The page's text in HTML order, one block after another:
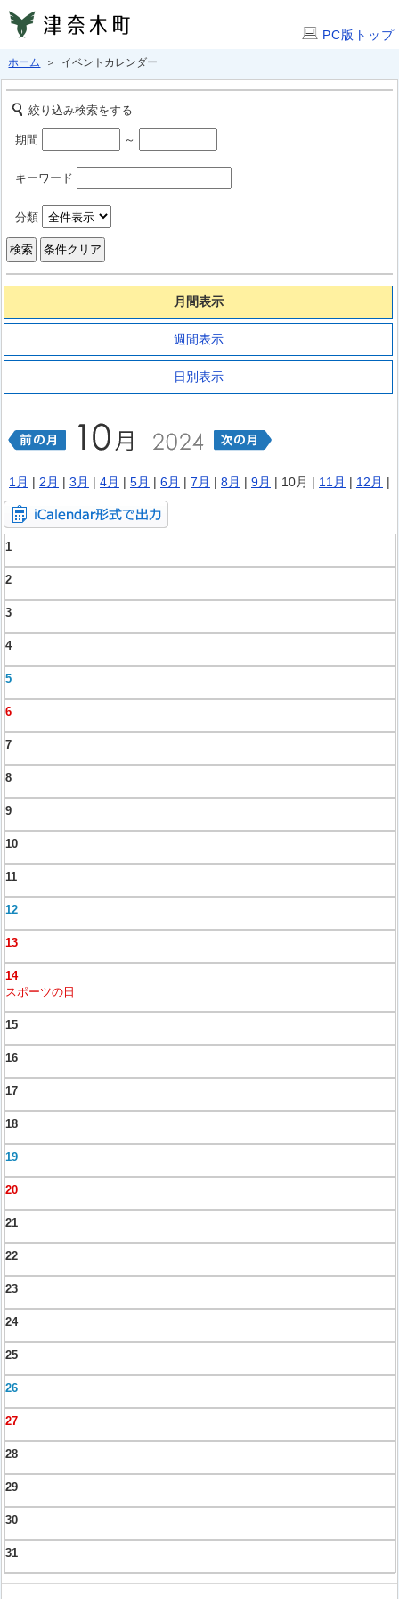
PC版トップ
ホーム ＞ イベントカレンダー
絞り込み検索をする
期間 ～
キーワード
分類
月間表示
週間表示
日別表示
1月 | 2月 | 3月 | 4月 | 5月 | 6月 | 7月 | 8月 | 9月 | 10月 | 11月 | 12月 |
1
2
3
4
5
6
7
8
9
10
11
12
13
14
スポーツの日
15
16
17
18
19
20
21
22
23
24
25
26
27
28
29
30
31